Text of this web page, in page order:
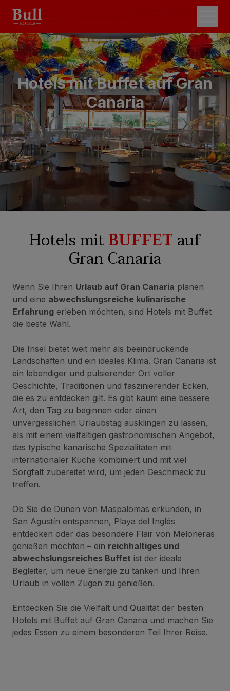
Hotels mit Buffet auf Gran
Canaria
Hotels mitBUFFETauf
Gran Canaria
Wenn Sie Ihren Urlaub auf Gran Canaria planen
und eine abwechslungsreiche kulinarische
Erfahrung erleben möchten, sind Hotels mit Buffet
die beste Wahl.
Die Insel bietet weit mehr als beeindruckende
Landschaften und ein ideales Klima. Gran Canaria ist
ein lebendiger und pulsierender Ort voller
Geschichte, Traditionen und faszinierender Ecken,
die es zu entdecken gilt. Es gibt kaum eine bessere
Art, den Tag zu beginnen oder einen
unvergesslichen Urlaubstag ausklingen zu lassen,
als mit einem vielfältigen gastronomischen Angebot,
das typische kanarische Spezialitäten mit
internationaler Küche kombiniert und mit viel
Sorgfalt zubereitet wird, um jeden Geschmack zu
treffen.
Ob Sie die Dünen von Maspalomas erkunden, in
San Agustín entspannen, Playa del Inglés
entdecken oder das besondere Flair von Meloneras
genießen möchten – ein reichhaltiges und
abwechslungsreiches Buffet ist der ideale
Begleiter, um neue Energie zu tanken und Ihren
Urlaub in vollen Zügen zu genießen.
Entdecken Sie die Vielfalt und Qualität der besten
Hotels mit Buffet auf Gran Canaria und machen Sie
jedes Essen zu einem besonderen Teil Ihrer Reise.